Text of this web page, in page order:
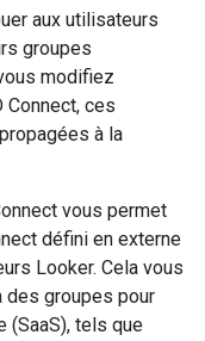
aux utilisateurs
groupes
modifiez
Connect, ces
à la
vous permet
défini en externe
Looker. Cela vous
des groupes pour
(SaaS), tels que